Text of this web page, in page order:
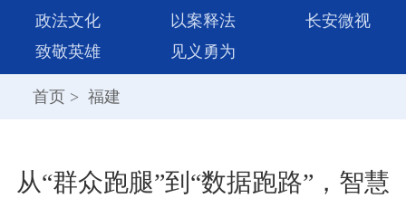
政法文化
以案释法
长安微视
致敬英雄
见义勇为
首页 > 福建
从“群众跑腿”到“数据跑路”，智慧